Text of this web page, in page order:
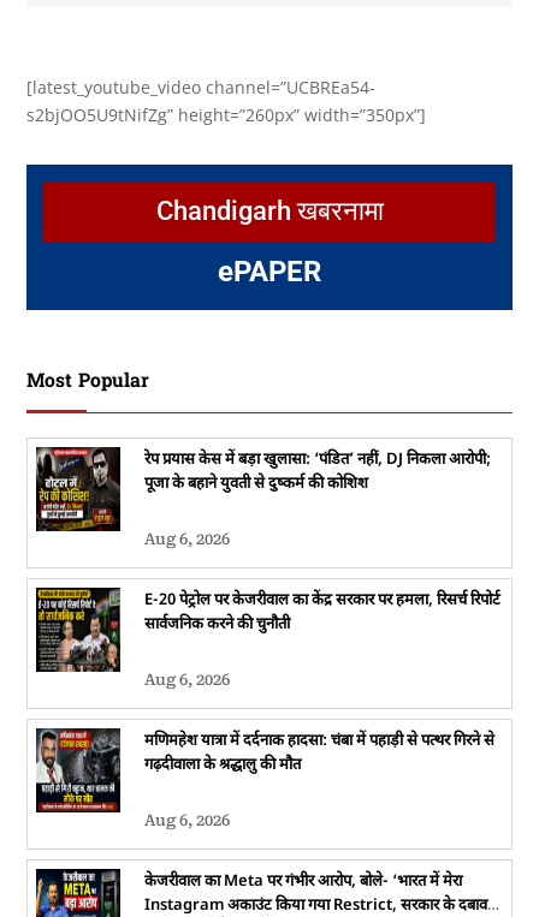
[latest_youtube_video channel=”UCBREa54-
s2bjOO5U9tNifZg” height=”260px” width=”350px”]
Chandigarh खबरनामा
ePAPER
Most Popular
रेप प्रयास केस में बड़ा खुलासा: ‘पंडित’ नहीं, DJ निकला आरोपी;
पूजा के बहाने युवती से दुष्कर्म की कोशिश
Aug 6, 2026
E-20 पेट्रोल पर केजरीवाल का केंद्र सरकार पर हमला, रिसर्च रिपोर्ट
सार्वजनिक करने की चुनौती
Aug 6, 2026
मणिमहेश यात्रा में दर्दनाक हादसा: चंबा में पहाड़ी से पत्थर गिरने से
गढ़दीवाला के श्रद्धालु की मौत
Aug 6, 2026
केजरीवाल का Meta पर गंभीर आरोप, बोले- ‘भारत में मेरा
Instagram अकाउंट किया गया Restrict, सरकार के दबाव में